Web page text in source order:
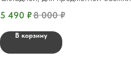
5 490 ₽8 000 ₽
В корзину